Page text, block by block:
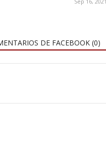
DE FACEBOOK (0)